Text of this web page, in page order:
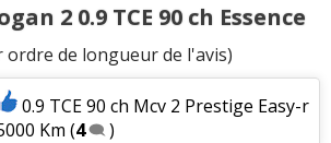
2 0.9 TCE 90 ch Essence
ordre de longueur de l'avis)
0.9 TCE 90 ch Mcv 2 Prestige Easy-r
Km (4 )